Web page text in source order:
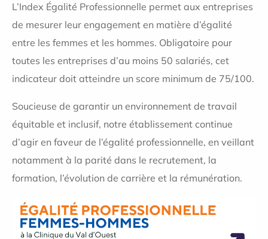
L’Index Égalité Professionnelle permet aux entreprises
de mesurer leur engagement en matière d’égalité
entre les femmes et les hommes. Obligatoire pour
toutes les entreprises d’au moins 50 salariés, cet
indicateur doit atteindre un score minimum de 75/100.
Soucieuse de garantir un environnement de travail
équitable et inclusif, notre établissement continue
d’agir en faveur de l’égalité professionnelle, en veillant
notamment à la parité dans le recrutement, la
formation, l’évolution de carrière et la rémunération.